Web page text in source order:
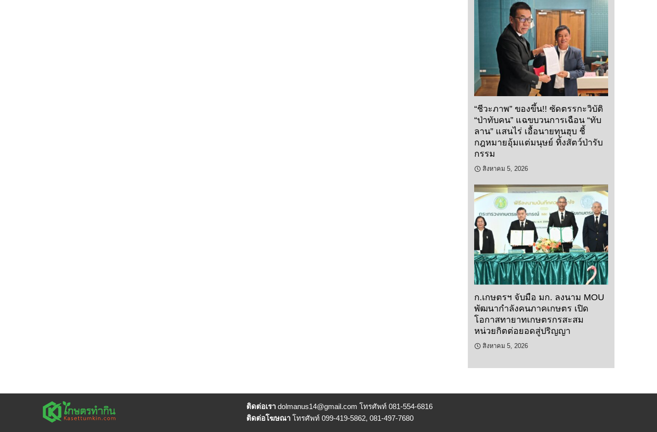
“ชีวะภาพ” ของขึ้น!! ซัดตรรกะวิบัติ
“ป่าทับคน” แฉขบวนการเฉือน “ทับ
ลาน” แสนไร่ เอื้อนายทุนฮุบ ชี้
กฎหมายอุ้มแต่มนุษย์ ทิ้งสัตว์ป่ารับ
กรรม
สิงหาคม 5, 2026
ก.เกษตรฯ จับมือ มก. ลงนาม MOU
พัฒนากำลังคนภาคเกษตร เปิด
โอกาสทายาทเกษตรกรสะสม
หน่วยกิตต่อยอดสู่ปริญญา
สิงหาคม 5, 2026
ติดต่อเรา dolmanus14@gmail.com โทรศัพท์ 081-554-6816
ติดต่อโฆษณา โทรศัพท์ 099-419-5862, 081-497-7680